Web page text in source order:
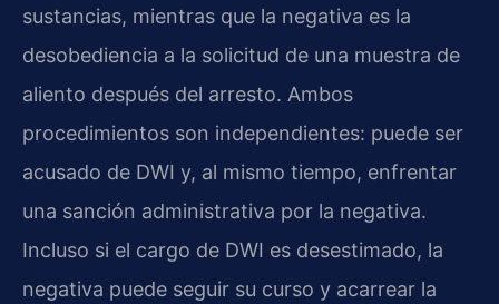
sustancias, mientras que la negativa es la
desobediencia a la solicitud de una muestra de
aliento después del arresto. Ambos
procedimientos son independientes: puede ser
acusado de DWI y, al mismo tiempo, enfrentar
una sanción administrativa por la negativa.
Incluso si el cargo de DWI es desestimado, la
negativa puede seguir su curso y acarrear la